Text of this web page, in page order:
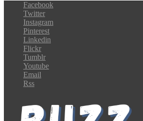
Facebook
Twitter
Instagram
Pinterest
Linkedin
Flickr
Tumblr
Youtube
Email
Rss